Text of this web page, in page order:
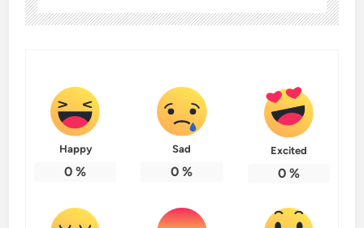
Happy
0 %
Sad
0 %
Excited
0%